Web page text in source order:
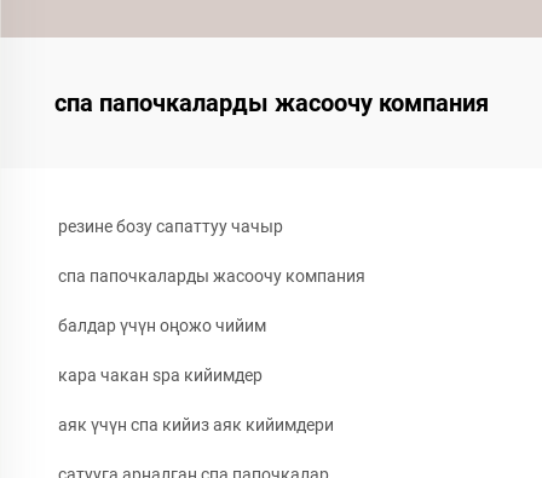
спа папочкаларды жасоочу компания
резине бозу сапаттуу чачыр
спа папочкаларды жасоочу компания
балдар үчүн оңожо чийим
кара чакан spa кийимдер
аяк үчүн спа кийиз аяк кийимдери